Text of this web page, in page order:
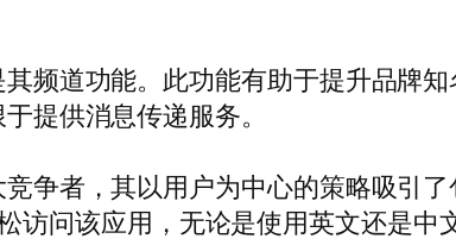
频道功能。此功能有助于提升品牌
提供消息传递服务。
争者，其以用户为中心的策略吸引
访问该应用，无论是使用英文还是